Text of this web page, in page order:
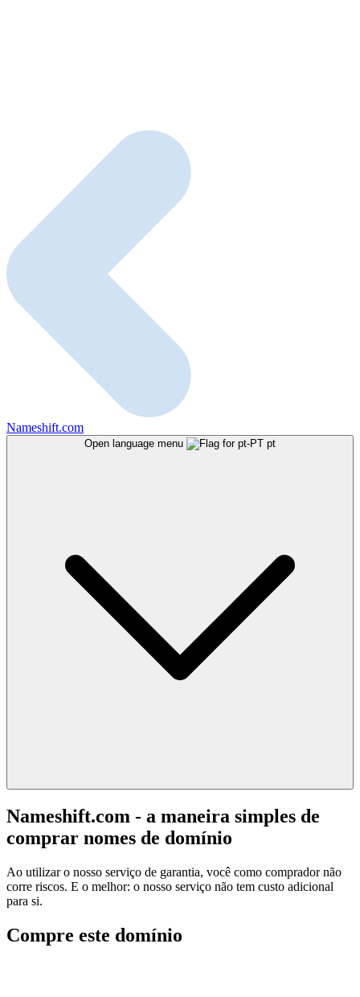
Nameshift.com
Open language menu pt
Nameshift.com - a maneira simples de
comprar nomes de domínio
Ao utilizar o nosso serviço de garantia, você como comprador não
corre riscos. E o melhor: o nosso serviço não tem custo adicional
para si.
Compre este domínio